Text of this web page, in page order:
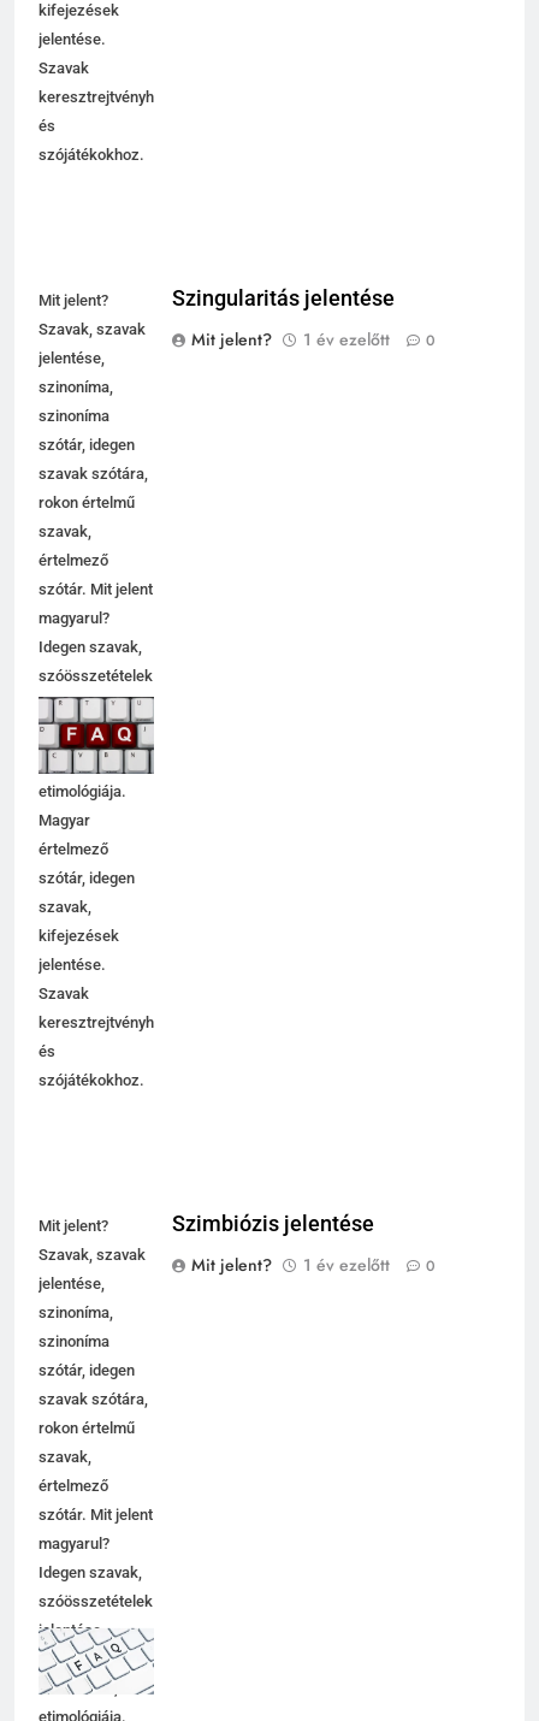
kifejezések
jelentése.
Szavak
keresztrejtvényhez
és
szójátékokhoz.
Mit jelent?
Szavak, szavak
jelentése,
szinoníma,
szinoníma
szótár, idegen
szavak szótára,
rokon értelmű
szavak,
értelmező
szótár. Mit jelent
magyarul?
Idegen szavak,
szóösszetételek
jelentése,
magyarázata,
használata,
etimológiája.
Magyar
értelmező
szótár, idegen
szavak,
kifejezések
jelentése.
Szavak
keresztrejtvényhez
és
szójátékokhoz.
Szingularitás jelentése
Mit jelent?
1 év ezelőtt 0
Mit jelent?
Szavak, szavak
jelentése,
szinoníma,
szinoníma
szótár, idegen
szavak szótára,
rokon értelmű
szavak,
értelmező
szótár. Mit jelent
magyarul?
Idegen szavak,
szóösszetételek
jelentése,
magyarázata,
használata,
etimológiája.
Szimbiózis jelentése
Mit jelent?
1 év ezelőtt 0
5
6